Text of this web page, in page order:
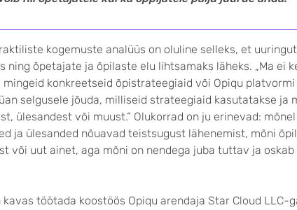
kogemuste analüüs on oluline selleks, et
ning õpetajate ja õpilaste elu lihtsamaks läheks. „Ma ei
konkreetseid õpistrateegiaid või Opiqu platvormi
selgusele jõuda, milliseid strateegiaid kasutatakse ja
ülesandest või muust.“ Olukorrad on ju erinevad:
ja ülesanded nõuavad teistsugust lähenemist, mõni
või uut ainet, aga mõni on nendega juba tuttav ja oskab
töötada koostöös Opiqu arendaja Star Cloud LLC-